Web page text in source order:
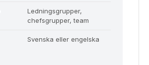
Ledningsgrupper,
chefsgrupper, team
Svenska eller engelska